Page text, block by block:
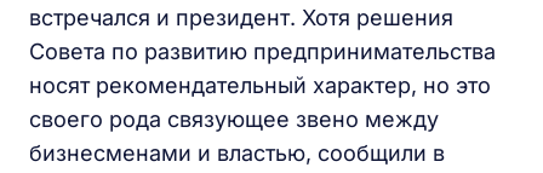
встречался и президент. Хотя решения
Совета по развитию предпринимательства
носят рекомендательный характер, но это
своего рода связующее звено между
бизнесменами и властью, сообщили в